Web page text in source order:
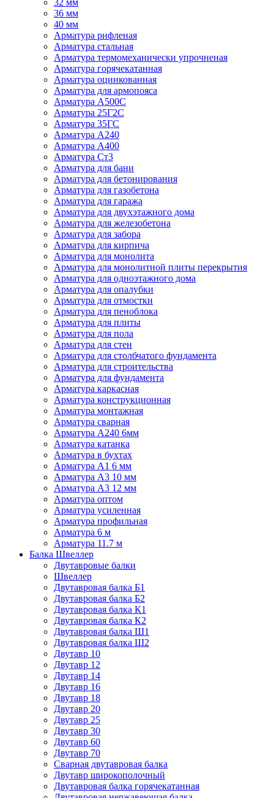
32 мм
36 мм
40 мм
Арматура рифленая
Арматура стальная
Арматура термомеханически упрочненая
Арматура горячекатанная
Арматура оцинкованная
Арматура для армопояса
Арматура A500С
Арматура 25Г2С
Арматура 35ГС
Арматура А240
Арматура А400
Арматура Ст3
Арматура для бани
Арматура для бетонирования
Арматура для газобетона
Арматура для гаража
Арматура для двухэтажного дома
Арматура для железобетона
Арматура для забора
Арматура для кирпича
Арматура для монолита
Арматура для монолитной плиты перекрытия
Арматура для одноэтажного дома
Арматура для опалубки
Арматура для отмостки
Арматура для пеноблока
Арматура для плиты
Арматура для пола
Арматура для стен
Арматура для столбчатого фундамента
Арматура для строительства
Арматура для фундамента
Арматура каркасная
Арматура конструкционная
Арматура монтажная
Арматура сварная
Арматура А240 6мм
Арматура катанка
Арматура в бухтах
Арматура А1 6 мм
Арматура А3 10 мм
Арматура А3 12 мм
Арматура оптом
Арматура усиленная
Арматура профильная
Арматура 6 м
Арматура 11.7 м
Балка Швеллер
Двутавровые балки
Швеллер
Двутавровая балка Б1
Двутавровая балка Б2
Двутавровая балка К1
Двутавровая балка К2
Двутавровая балка Ш1
Двутавровая балка Ш2
Двутавр 10
Двутавр 12
Двутавр 14
Двутавр 16
Двутавр 18
Двутавр 20
Двутавр 25
Двутавр 30
Двутавр 60
Двутавр 70
Сварная двутавровая балка
Двутавр широкополочный
Двутавровая балка горячекатанная